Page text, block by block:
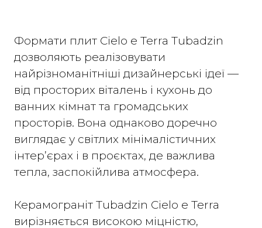
Формати плит Cielo e Terra Tubadzin
дозволяють реалізовувати
найрізноманітніші дизайнерські ідеї —
від просторих віталень і кухонь до
ванних кімнат та громадських
просторів. Вона однаково доречно
виглядає у світлих мінімалістичних
інтер’єрах і в проєктах, де важлива
тепла, заспокійлива атмосфера.
Керамограніт Tubadzin Cielo e Terra
вирізняється високою міцністю,